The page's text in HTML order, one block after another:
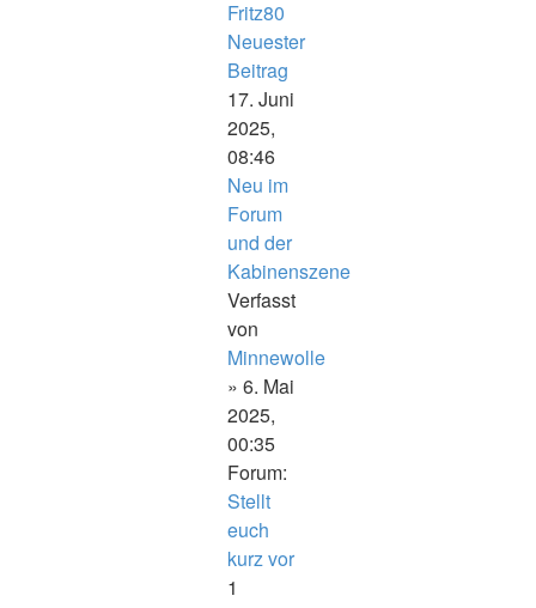
Fritz80
Neuester
Beitrag
17. Juni
2025,
08:46
Neu im
Forum
und der
Kabinenszene
Verfasst
von
Minnewolle
» 6. Mai
2025,
00:35
Forum:
Stellt
euch
kurz vor
1